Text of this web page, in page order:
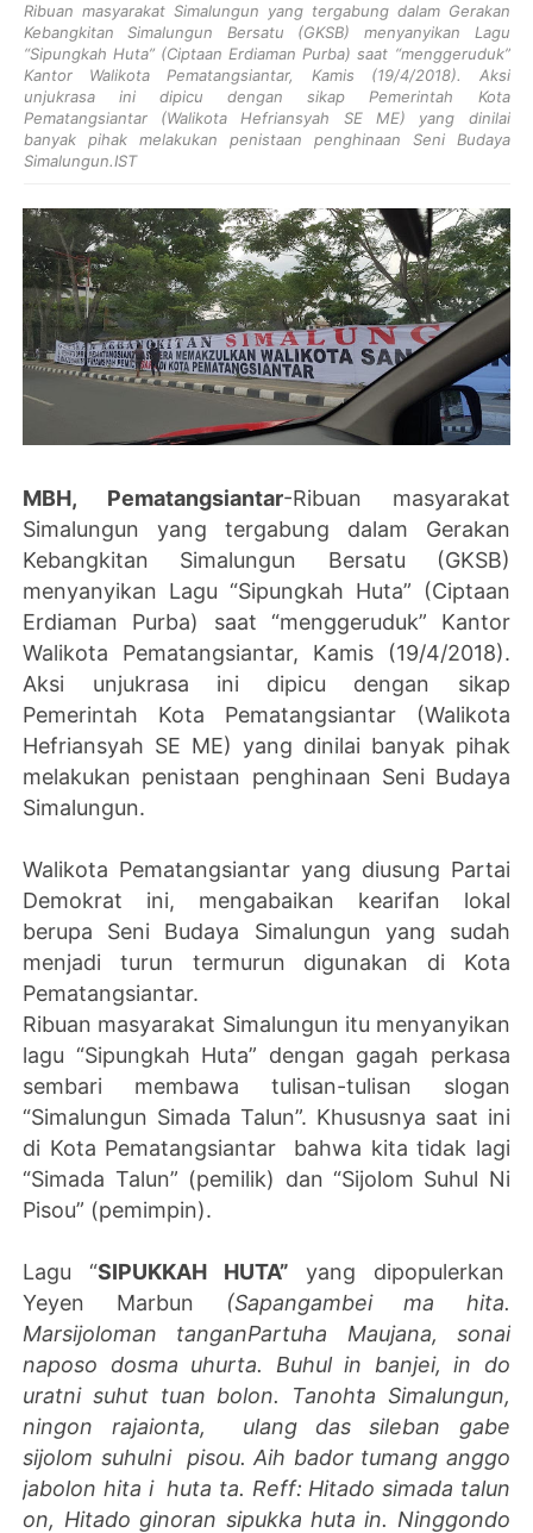
Ribuan masyarakat Simalungun yang tergabung dalam Gerakan
Kebangkitan Simalungun Bersatu (GKSB) menyanyikan Lagu
“Sipungkah Huta” (Ciptaan Erdiaman Purba) saat “menggeruduk”
Kantor Walikota Pematangsiantar, Kamis (19/4/2018). Aksi
unjukrasa ini dipicu dengan sikap Pemerintah Kota
Pematangsiantar (Walikota Hefriansyah SE ME) yang dinilai
banyak pihak melakukan penistaan penghinaan Seni Budaya
Simalungun.IST
MBH, Pematangsiantar-Ribuan masyarakat
Simalungun yang tergabung dalam Gerakan
Kebangkitan Simalungun Bersatu (GKSB)
menyanyikan Lagu “Sipungkah Huta” (Ciptaan
Erdiaman Purba) saat “menggeruduk” Kantor
Walikota Pematangsiantar, Kamis (19/4/2018).
Aksi unjukrasa ini dipicu dengan sikap
Pemerintah Kota Pematangsiantar (Walikota
Hefriansyah SE ME) yang dinilai banyak pihak
melakukan penistaan penghinaan Seni Budaya
Simalungun.
Walikota Pematangsiantar yang diusung Partai
Demokrat ini, mengabaikan kearifan lokal
berupa Seni Budaya Simalungun yang sudah
menjadi turun termurun digunakan di Kota
Pematangsiantar.
Ribuan masyarakat Simalungun itu menyanyikan
lagu “Sipungkah Huta” dengan gagah perkasa
sembari membawa tulisan-tulisan slogan
“Simalungun Simada Talun”. Khususnya saat ini
di Kota Pematangsiantar bahwa kita tidak lagi
“Simada Talun” (pemilik) dan “Sijolom Suhul Ni
Pisou” (pemimpin).
Lagu “SIPUKKAH HUTA” yang dipopulerkan
Yeyen Marbun
(Sapangambei ma hita.
Marsijoloman tanganPartuha Maujana, sonai
naposo dosma uhurta. Buhul in banjei, in do
uratni suhut tuan bolon. Tanohta Simalungun,
ningon rajaionta, ulang das sileban gabe
sijolom suhulni pisou. Aih bador tumang anggo
jabolon hita i huta ta. Reff: Hitado simada talun
on, Hitado ginoran sipukka huta in. Ninggondo